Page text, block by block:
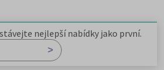
nejlepší nabídky jako první.